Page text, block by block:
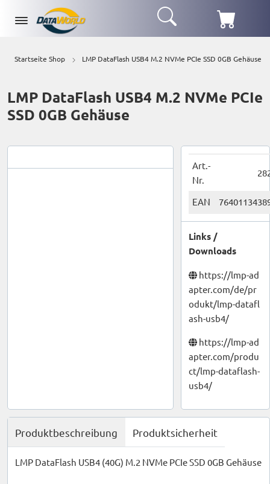
Startseite Shop LMP DataFlash USB4 M.2 NVMe PCIe SSD 0GB Gehäuse
LMP DataFlash USB4 M.2 NVMe PCIe
SSD 0GB Gehäuse
Art.-
Nr.
EAN
Links /
Downloads
https://lmp-ad
apter.com/de/pr
odukt/lmp-datafl
ash-usb4/
https://lmp-ad
apter.com/produ
ct/lmp-dataflash-
usb4/
Produktbeschreibung Produktsicherheit
LMP DataFlash USB4 (40G) M.2 NVMe PCIe SSD 0GB Gehäuse